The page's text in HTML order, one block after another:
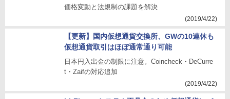
価格変動と法規制の課題を解決
(2019/4/22)
【更新】国内仮想通貨交換所、GWの10連休も
仮想通貨取引はほぼ通常通り可能
日本円入出金の制限に注意。Coincheck・DeCurre
t・Zaifの対応追加
(2019/4/22)